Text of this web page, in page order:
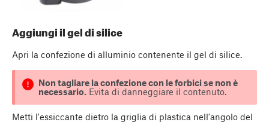
Aggiungi il gel di silice
Apri la confezione di alluminio contenente il gel di silice.
Non tagliare la confezione con le forbici se non è
necessario.Evita di danneggiare il contenuto.
Metti l'essiccante dietro la griglia di plastica nell'angolo del